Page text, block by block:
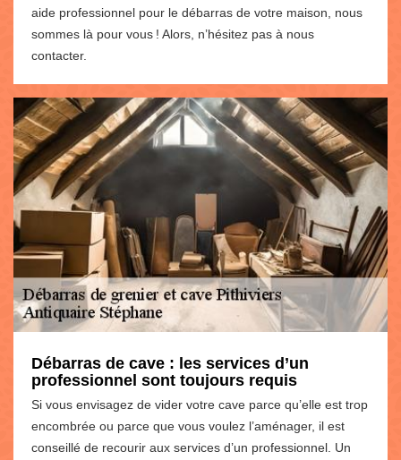
aide professionnel pour le débarras de votre maison, nous
sommes là pour vous ! Alors, n’hésitez pas à nous
contacter.
Débarras de cave : les services d’un
professionnel sont toujours requis
Si vous envisagez de vider votre cave parce qu’elle est trop
encombrée ou parce que vous voulez l’aménager, il est
conseillé de recourir aux services d’un professionnel. Un